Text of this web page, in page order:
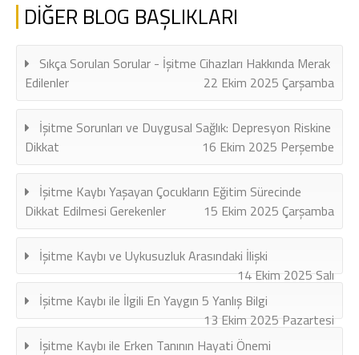
DİĞER BLOG BAŞLIKLARI
Sıkça Sorulan Sorular - İşitme Cihazları Hakkında Merak
Edilenler
22 Ekim 2025 Çarşamba
İşitme Sorunları ve Duygusal Sağlık: Depresyon Riskine
Dikkat
16 Ekim 2025 Perşembe
İşitme Kaybı Yaşayan Çocukların Eğitim Sürecinde
Dikkat Edilmesi Gerekenler
15 Ekim 2025 Çarşamba
İşitme Kaybı ve Uykusuzluk Arasındaki İlişki
14 Ekim 2025 Salı
İşitme Kaybı ile İlgili En Yaygın 5 Yanlış Bilgi
13 Ekim 2025 Pazartesi
İşitme Kaybı ile Erken Tanının Hayati Önemi